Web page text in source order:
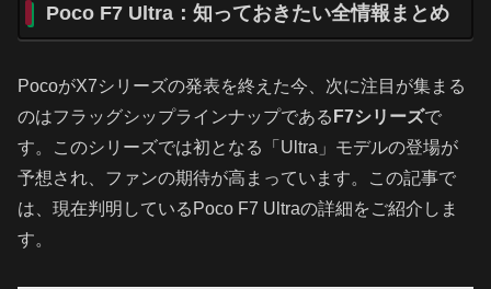
Poco F7 Ultra：知っておきたい全情報まとめ
PocoがX7シリーズの発表を終えた今、次に注目が集まる
のはフラッグシップラインナップである F7シリーズで
す。このシリーズでは初となる「Ultra」モデルの登場が
予想され、ファンの期待が高まっています。この記事で
は、現在判明しているPoco F7 Ultraの詳細をご紹介しま
す。